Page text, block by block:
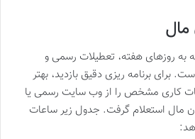
مال
به روزهای هفته، تعطیلات رسمی و
برنامه ریزی دقیق بازدید، بهتر
کاری مشخص را از وب سایت رسمی یا
مال استعلام گرفت. جدول زیر ساعات